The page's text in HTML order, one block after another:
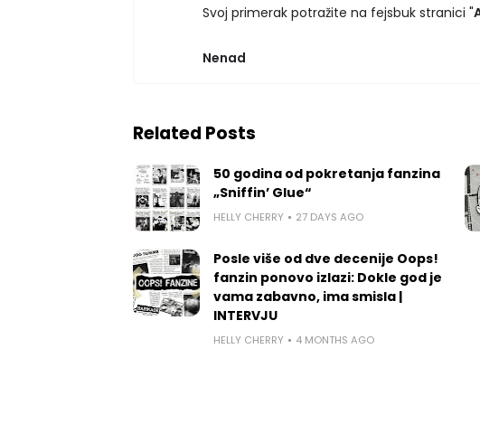
Svoj primerak potražite na fejsbuk stranici "
Nenad
Related Posts
50 godina od pokretanja fanzina
„Sniffin’ Glue“
HELLY CHERRY 27 DAYS AGO
Posle više od dve decenije Oops!
fanzin ponovo izlazi: Dokle god je
vama zabavno, ima smisla |
INTERVJU
HELLY CHERRY 4 MONTHS AGO